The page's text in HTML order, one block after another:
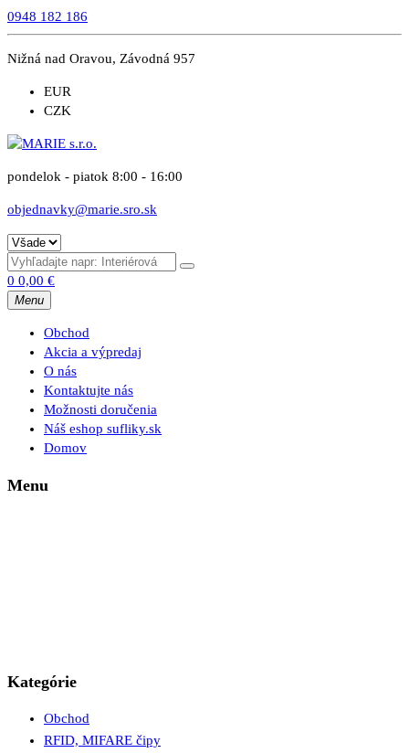
0948 182 186
Nižná nad Oravou, Závodná 957
EUR
CZK
pondelok - piatok 8:00 - 16:00
objednavky@marie.sro.sk
0 0,00 €
Menu
Obchod
Akcia a výpredaj
O nás
Kontaktujte nás
Možnosti doručenia
Náš eshop sufliky.sk
Domov
Menu
Kategórie
Obchod
RFID, MIFARE čipy